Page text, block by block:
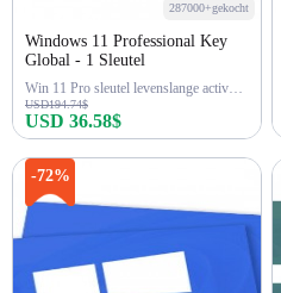
287000+gekocht
Windows 11 Professional Key
Global - 1 Sleutel
Win 11 Pro sleutel levenslange activering
USD194.74$
USD 36.58$
-72%